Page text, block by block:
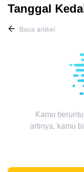
Tanggal
Baca artikel
Kamu
artinya, kamu